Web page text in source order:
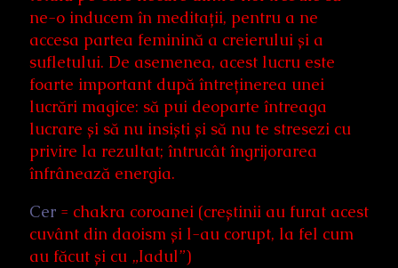
ne-o inducem în meditații, pentru a ne
accesa partea feminină a creierului și a
sufletului. De asemenea, acest lucru este
foarte important după întreținerea unei
lucrări magice: să pui deoparte întreaga
lucrare și să nu insiști și să nu te stresezi cu
privire la rezultat; întrucât îngrijorarea
înfrânează energia.
Cer = chakra coroanei (creștinii au furat acest
cuvânt din daoism și l-au corupt, la fel cum
au făcut și cu „Iadul”)